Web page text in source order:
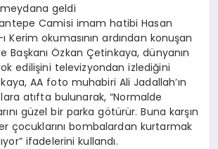
geldi
Camisi imam hatibi Hasan
ı Kerim okumasının ardından konuşan
Başkanı Özkan Çetinkaya, dünyanın
edilişini televizyondan izlediğini
AA foto muhabiri Ali Jadallah’ın
atıfta bulunarak, “Normalde
güzel bir parka götürür. Buna karşın
çocuklarını bombalardan kurtarmak
ifadelerini kullandı.